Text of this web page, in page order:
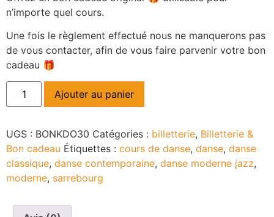
n’importe quel cours.
Une fois le règlement effectué nous ne manquerons pas
de vous contacter, afin de vous faire parvenir votre bon
cadeau 🎁
Ajouter au panier
UGS : BONKDO30 Catégories : billetterie, Billetterie &
Bon cadeau Étiquettes : cours de danse, danse, danse
classique, danse contemporaine, danse moderne jazz,
moderne, sarrebourg